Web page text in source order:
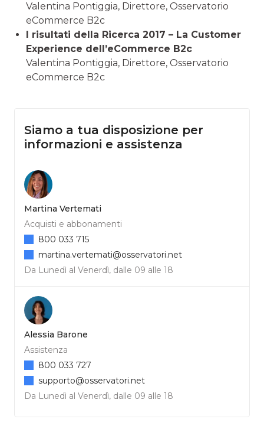
Valentina Pontiggia, Direttore, Osservatorio
eCommerce B2c
I risultati della Ricerca 2017 – La Customer
Experience dell’eCommerce B2c
Valentina Pontiggia, Direttore, Osservatorio
eCommerce B2c
Siamo a tua disposizione per
informazioni e assistenza
Martina Vertemati
Acquisti e abbonamenti
Da Lunedì al Venerdì, dalle 09 alle 18
800 033 715
martina.vertemati@osservatori.net
Alessia Barone
Assistenza
Da Lunedì al Venerdì, dalle 09 alle 18
800 033 727
supporto@osservatori.net